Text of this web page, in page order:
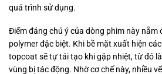
quá trình sử dụng.
Điểm đáng chú ý của dòng phim này
polymer đặc biệt. Khi bề mặt xuất hiện
topcoat sẽ tự tái tạo khi gặp nhiệt, từ đó
vùng bị tác động. Nhờ cơ chế này, nhiều